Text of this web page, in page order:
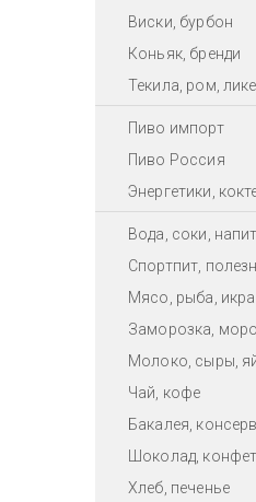
Виски, бурбон
Коньяк, бренди
Текила, ром,
Пиво импорт
Пиво Россия
Энергетики,
Вода, соки,
Спортпит,
Мясо, рыба, икра
Заморозка,
Молоко, сыры,
Чай, кофе
Бакалея,
Шоколад,
Хлеб, печенье